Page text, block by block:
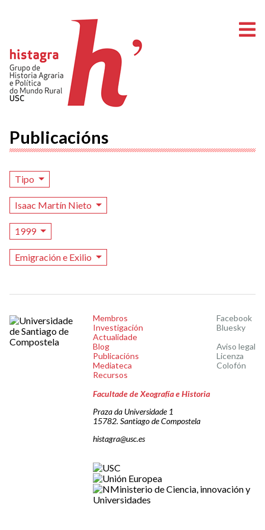
Publicacións
Tipo
Isaac Martín Nieto
1999
Emigración e Exilio
Membros
Investigación
Actualidade
Blog
Publicacións
Mediateca
Recursos
Facebook
Bluesky
Aviso legal
Licenza
Colofón
Facultade de Xeografía e Historia
Praza da Universidade 1
15782. Santiago de Compostela
histagra@usc.es